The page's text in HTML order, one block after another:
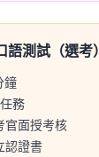
語測試（選考）
鐘
務
官面授考核
認證書